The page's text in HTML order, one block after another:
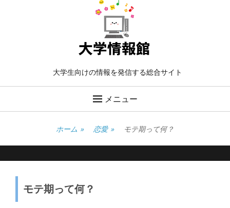
大学生向けの情報を発信する総合サイト
メニュー
ホーム » 恋愛 » モテ期って何？
モテ期って何？